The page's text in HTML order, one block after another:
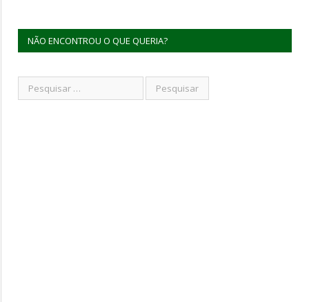
NÃO ENCONTROU O QUE QUERIA?